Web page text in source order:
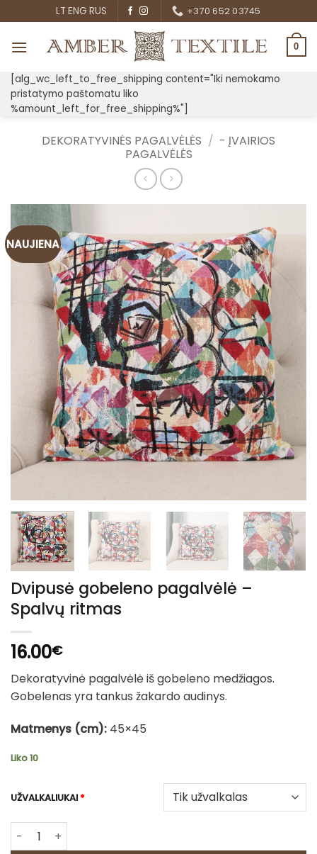
to
content
LT ENG RUS +370 652 03745
0
[alg_wc_left_to_free_shipping content="Iki nemokamo
pristatymo paštomatu liko
%amount_left_for_free_shipping%"]
DEKORATYVINĖS PAGALVĖLĖS / - ĮVAIRIOS
PAGALVĖLĖS
NAUJIENA
Dvipusė gobeleno pagalvėlė –
Spalvų ritmas
16.00€
Dekoratyvinė pagalvėlė iš gobeleno medžiagos.
Gobelenas yra tankus žakardo audinys.
Matmenys (cm): 45×45
Liko 10
UŽVALKALIUKAI*
produkto kiekis: Dvipusė gobeleno pagalvėlė – Spalvų